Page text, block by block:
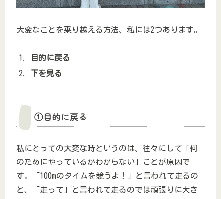
大変なことを乗り越える方法、私には2つあります。
目的に戻る
下を見る
①目的に戻る
私にとっての大変な時というのは、往々にして「何
のためにやっているかわからない」ことが原因で
す。「100mのタイムを競うよ！」と言われて走るの
と、「走って」と言われて走るのでは頑張りに大き